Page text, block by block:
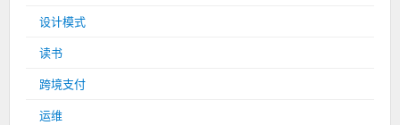
设计模式
读书
跨境支付
运维